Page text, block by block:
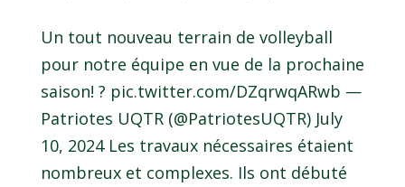
Un tout nouveau terrain de volleyball
pour notre équipe en vue de la prochaine
saison! ? pic.twitter.com/DZqrwqARwb —
Patriotes UQTR (@PatriotesUQTR) July
10, 2024 Les travaux nécessaires étaient
nombreux et complexes. Ils ont débuté